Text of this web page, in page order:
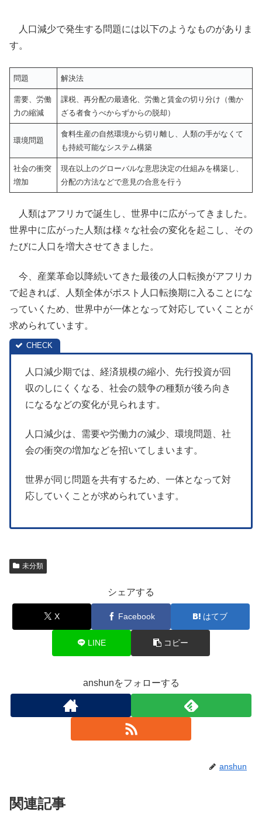
人口減少で発生する問題には以下のようなものがありま
す。
問題 解決法
需要、労働
力の縮減
課税、再分配の最適化、労働と賃金の切り分け（働か
ざる者食うべからずからの脱却）
環境問題
食料生産の自然環境から切り離し、人類の手がなくて
も持続可能なシステム構築
社会の衝突
増加
現在以上のグローバルな意思決定の仕組みを構築し、
分配の方法などで意見の合意を行う
人類はアフリカで誕生し、世界中に広がってきました。
世界中に広がった人類は様々な社会の変化を起こし、その
たびに人口を増大させてきました。
今、産業革命以降続いてきた最後の人口転換がアフリカ
で起きれば、人類全体がポスト人口転換期に入ることにな
っていくため、世界中が一体となって対応していくことが
求められています。
人口減少期では、経済規模の縮小、先行投資が回
収のしにくくなる、社会の競争の種類が後ろ向き
になるなどの変化が見られます。
人口減少は、需要や労働力の減少、環境問題、社
会の衝突の増加などを招いてしまいます。
世界が同じ問題を共有するため、一体となって対
応していくことが求められています。
未分類
シェアする
X Facebook はてブ
LINE コピー
anshunをフォローする
anshun
関連記事